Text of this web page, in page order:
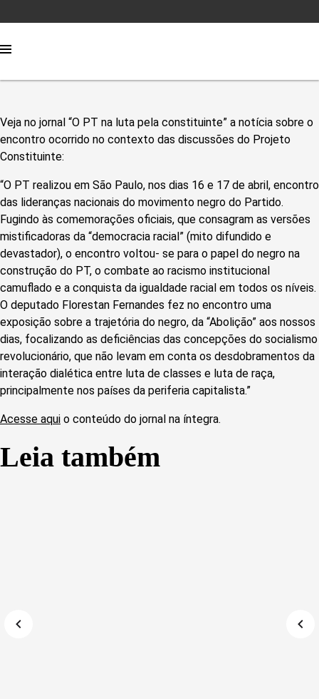
Veja no jornal “O PT na luta pela constituinte” a notícia sobre o
encontro ocorrido no contexto das discussões do Projeto
Constituinte:
“O PT realizou em São Paulo, nos dias 16 e 17 de abril, encontro
das lideranças nacionais do movimento negro do Partido.
Fugindo às comemorações oficiais, que consagram as versões
mistificadoras da “democracia racial” (mito difundido e
devastador), o encontro voltou- se para o papel do negro na
construção do PT, o combate ao racismo institucional
camuflado e a conquista da igualdade racial em todos os níveis.
O deputado Florestan Fernandes fez no encontro uma
exposição sobre a trajetória do negro, da “Abolição” aos nossos
dias, focalizando as deficiências das concepções do socialismo
revolucionário, que não levam em conta os desdobramentos da
interação dialética entre luta de classes e luta de raça,
principalmente nos países da periferia capitalista.”
Acesse aqui o conteúdo do jornal na íntegra.
Leia também